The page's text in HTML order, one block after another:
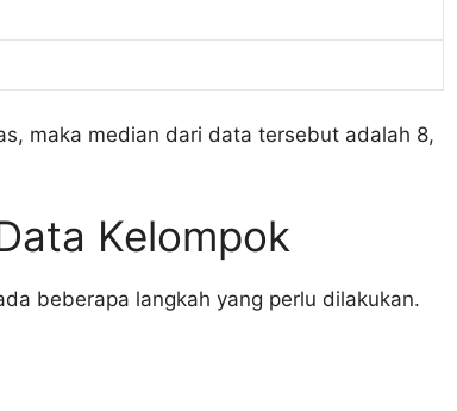
maka median dari data tersebut adalah 8,
Kelompok
beberapa langkah yang perlu dilakukan.